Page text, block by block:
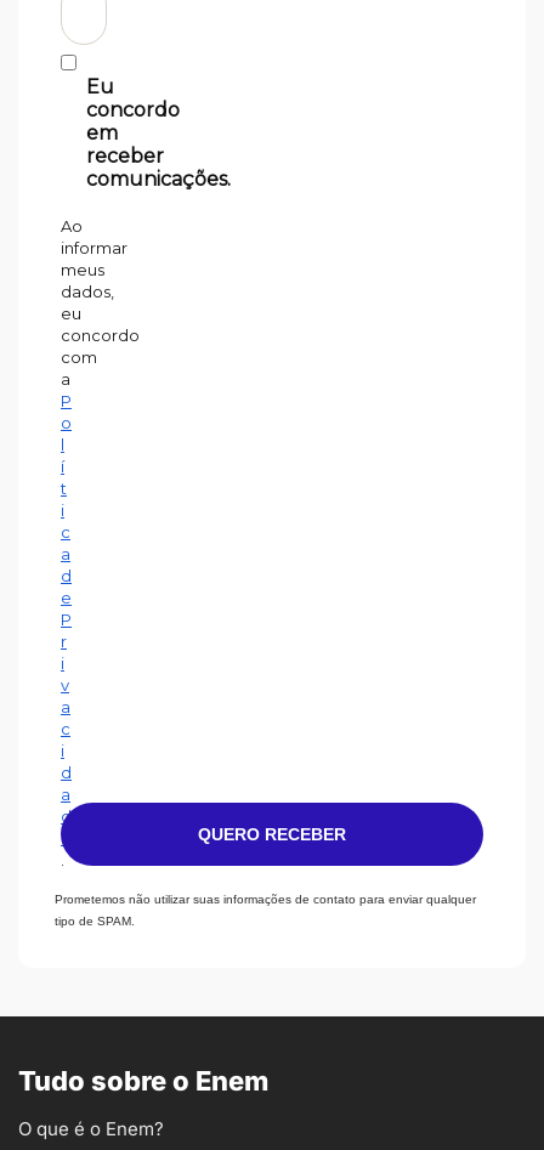
Eu
concordo
em
receber
comunicações.
Ao
informar
meus
dados,
eu
concordo
com
a
P
o
l
í
t
i
c
a
d
e
P
r
i
v
a
c
i
d
a
d
e
QUERO RECEBER
Prometemos não utilizar suas informações de contato para enviar qualquer
tipo de SPAM.
Tudo sobre o Enem
O que é o Enem?